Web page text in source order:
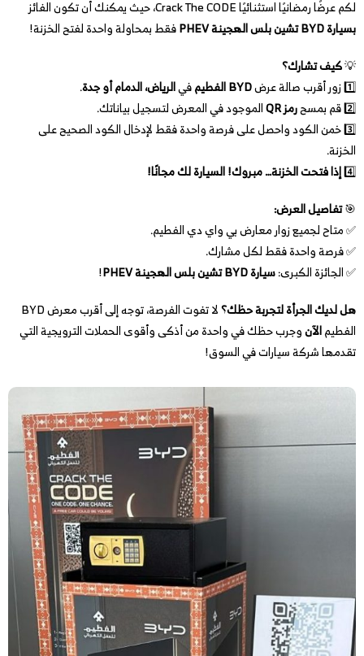
لكم عرضًا رمضانيًا استثنائيًا Crack The CODE، حيث يمكنك أن تكون الفائز
بسيارة BYD تشين بلس الهجينة PHEV
فقط بمحاولة واحدة لفتح الخزنة!
💡كيف تشارك؟
1️⃣ زور أقرب صالة عرض
BYD الفطيم فيالرياض، الدمام أو جدة.
2️⃣ قم بمسح
رمز QR
الموجود في المعرض لتسجيل بياناتك.
3️⃣ خمن الكود واحصل على فرصة واحدة فقط لإدخال الكود الصحيح على
الخزنة.
4️⃣إذا فتحت الخزنة… مبروك! السيارة لك مجانًا!
🎯تفاصيل العرض:
✅ متاح لجميع زوار معارض بي واي دي الفطيم.
✅ فرصة واحدة فقط لكل مشارك.
✅ الجائزة الكبرى:سيارة BYD تشين بلس الهجينة PHEV
!
هل لديك الجرأة لتجربة حظك؟
لا تفوت الفرصة، توجه إلى أقرب معرض BYD
الفطيمالآنوجرب حظك في واحدة من أذكى وأقوى الحملات الترويجية التي
تقدمها شركة سيارات في السوق!